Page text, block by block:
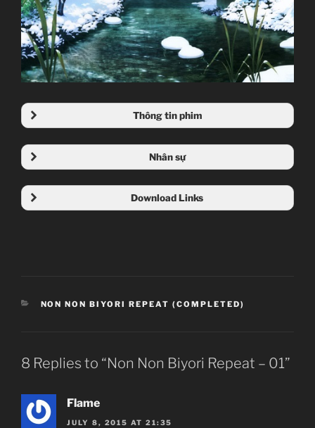
Thông tin phim
Nhân sự
Download Links
CATEGORIES
NON NON BIYORI REPEAT (COMPLETED)
8 Replies to “Non Non Biyori Repeat – 01”
Flame
JULY 8, 2015 AT 21:35